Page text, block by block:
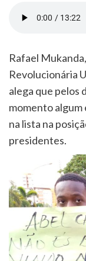
Rafael
Revolucionária
alega que pelos
momento
na lista na
presidentes.